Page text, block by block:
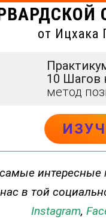
от Ицхака
10 Шагов
метод
интересные
в той
Instagram,